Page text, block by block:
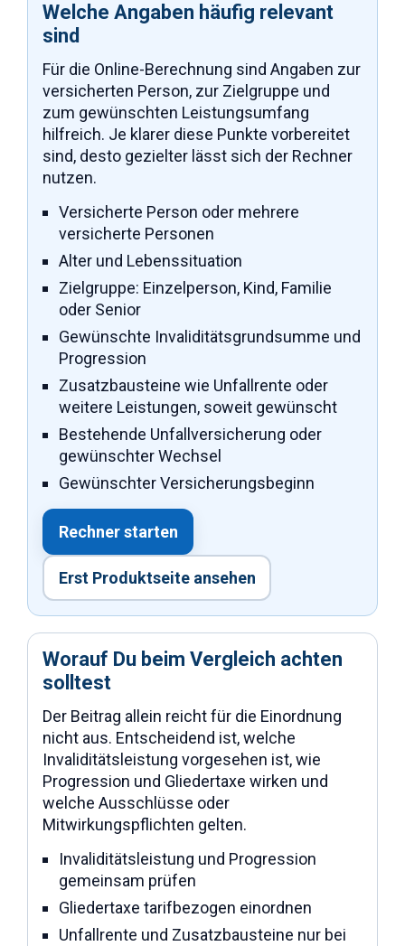
Welche Angaben häufig relevant
sind
Für die Online-Berechnung sind Angaben zur
versicherten Person, zur Zielgruppe und
zum gewünschten Leistungsumfang
hilfreich. Je klarer diese Punkte vorbereitet
sind, desto gezielter lässt sich der Rechner
nutzen.
Versicherte Person oder mehrere
versicherte Personen
Alter und Lebenssituation
Zielgruppe: Einzelperson, Kind, Familie
oder Senior
Gewünschte Invaliditätsgrundsumme und
Progression
Zusatzbausteine wie Unfallrente oder
weitere Leistungen, soweit gewünscht
Bestehende Unfallversicherung oder
gewünschter Wechsel
Gewünschter Versicherungsbeginn
Rechner starten
Erst Produktseite ansehen
Worauf Du beim Vergleich achten
solltest
Der Beitrag allein reicht für die Einordnung
nicht aus. Entscheidend ist, welche
Invaliditätsleistung vorgesehen ist, wie
Progression und Gliedertaxe wirken und
welche Ausschlüsse oder
Mitwirkungspflichten gelten.
Invaliditätsleistung und Progression
gemeinsam prüfen
Gliedertaxe tarifbezogen einordnen
Unfallrente und Zusatzbausteine nur bei